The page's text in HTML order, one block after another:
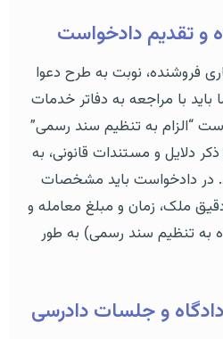
فروشنده، نوبت به طرح دعوا
با مراجعه به دفاتر خدمات
“الزام به تنظیم سند رسمی”
دلایل و مستندات قانونی، به
در دادخواست باید مشخصات
ملک، زمان و مبلغ معامله و
به تنظیم سند رسمی) به طور